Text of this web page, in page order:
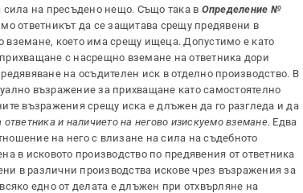
сила на пресъдено нещо. Също така в Определение №
ответникът да се защитава срещу предявени в
което има срещу ищеца. Допустимо е като
с насрещно вземане на ответника дори
на осъдителен иск в отделно производство. В
възражение за прихващане като самостоятелно
възражения срещу иска е длъжен да го разгледа и да
и наличието на негово изискуемо вземане. Едва
на него с влизане на сила на съдебното
в исковото производство по предявения от ответника
в различни производства искове чрез възражения за
едно от делата е длъжен при отхвърляне на